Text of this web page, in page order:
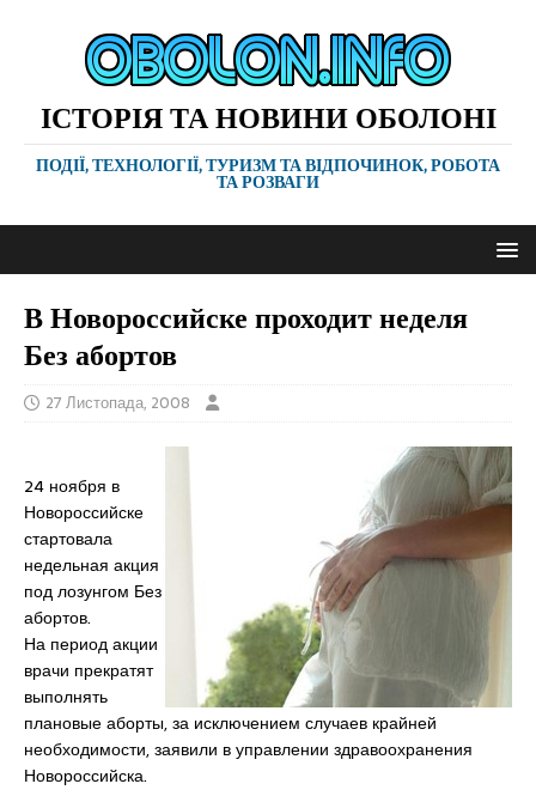
ІСТОРІЯ ТА НОВИНИ ОБОЛОНІ
ПОДІЇ, ТЕХНОЛОГІЇ, ТУРИЗМ ТА ВІДПОЧИНОК, РОБОТА
ТА РОЗВАГИ
В Новороссийске проходит неделя
Без абортов
27 Листопада, 2008
24 ноября в
Новороссийске
стартовала
недельная акция
под лозунгом Без
абортов.
На период акции
врачи прекратят
выполнять
плановые аборты, за исключением случаев крайней
необходимости, заявили в управлении здравоохранения
Новороссийска.